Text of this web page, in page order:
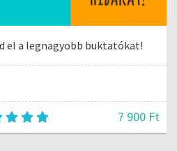
el a legnagyobb buktatókat!
7 900 Ft